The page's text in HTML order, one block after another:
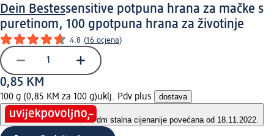
Dein Bestessensitive potpuna hrana za mačke s
puretinom, 100 gpotpuna hrana za životinje
4.8 (16 ocjena)
0,85 KM
100 g (0,85 KM za 100 g)uklj. Pdv plus dostava
dm stalna cijenanije povećana od 18.11.2022.